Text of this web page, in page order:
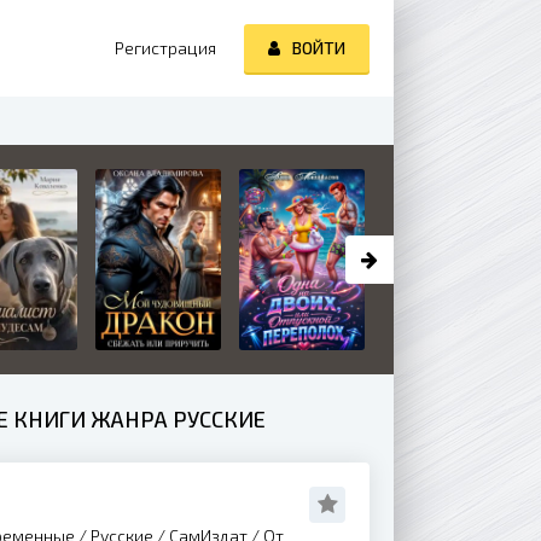
КНИГИ ЖАНРА РУССКИЕ
/ Русские / СамИздат / От
Регистрация ВОЙТИ